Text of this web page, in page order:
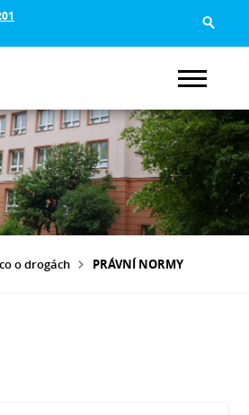
o drogách PRÁVNÍ NORMY